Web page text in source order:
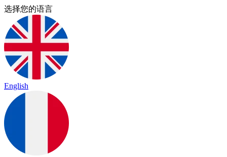
选择您的语言
English